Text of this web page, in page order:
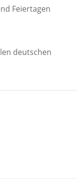
Feiertagen
deutschen